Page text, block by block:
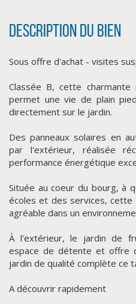
CLIQUER ICI
Description du bien
Sous offre d'achat - visites
Classée B, cette
permet une vie de plain
directement sur le jardin.
Des panneaux solaires en
par l'extérieur, réalisée
performance énergétique
Située au coeur du bourg, à
écoles et des services, cette
agréable dans un
À l'extérieur, le jardin de
espace de détente et offre
jardin de qualité complète ce
A découvrir rapidement